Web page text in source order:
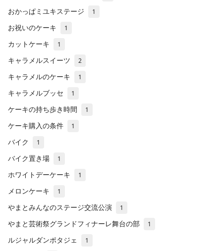
おかっぱミユキステージ 1
お祝いのケーキ 1
カットケーキ 1
キャラメルスイーツ 2
キャラメルのケーキ 1
キャラメルブッセ 1
ケーキの持ち歩き時間 1
ケーキ購入の条件 1
バイク 1
バイク置き場 1
ホワイトデーケーキ 1
メロンケーキ 1
やまとみんなのステージ交流公演 1
やまと芸術祭グランドフィナーレ舞台の部 1
ルジャルダンポタジェ 1